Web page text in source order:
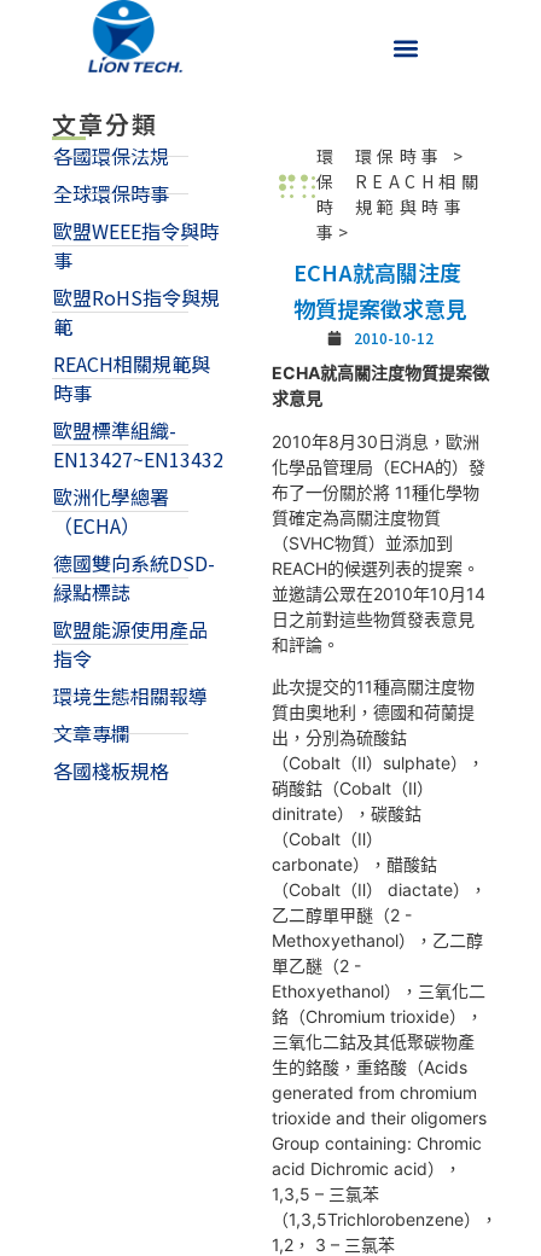
文章分類
各國環保法規
全球環保時事
歐盟WEEE指令與時
事
歐盟RoHS指令與規
範
REACH相關規範與
時事
歐盟標準組織-
EN13427~EN13432
歐洲化學總署
（ECHA）
德國雙向系統DSD-
緑點標誌
歐盟能源使用產品
指令
環境生態相關報導
文章專欄
各國棧板規格
環
保
時
事>
環保時事
>
REACH相關
規範與時事
ECHA就高關注度
物質提案徵求意見
2010-10-12
ECHA就高關注度物質提案徵
求意見
2010年8月30日消息，歐洲
化學品管理局（ECHA的）發
布了一份關於將 11種化學物
質確定為高關注度物質
（SVHC物質）並添加到
REACH的候選列表的提案。
並邀請公眾在2010年10月14
日之前對這些物質發表意見
和評論。
此次提交的11種高關注度物
質由奧地利，德國和荷蘭提
出，分別為硫酸鈷
（Cobalt（Ⅱ）sulphate），
硝酸鈷（Cobalt（Ⅱ）
dinitrate），碳酸鈷
（Cobalt（Ⅱ）
carbonate），醋酸鈷
（Cobalt（Ⅱ） diactate），
乙二醇單甲醚（2 -
Methoxyethanol），乙二醇
單乙醚（2 -
Ethoxyethanol），三氧化二
鉻（Chromium trioxide），
三氧化二鈷及其低聚碳物產
生的鉻酸，重鉻酸（Acids
generated from chromium
trioxide and their oligomers
Group containing: Chromic
acid Dichromic acid），
1,3,5 – 三氯苯
（1,3,5Trichlorobenzene），
1,2， 3 – 三氯苯